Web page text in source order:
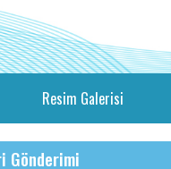
Resim Galerisi
Gönderimi